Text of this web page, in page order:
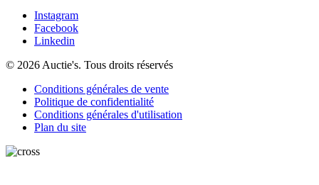
Instagram
Facebook
Linkedin
© 2026 Auctie's. Tous droits réservés
Conditions générales de vente
Politique de confidentialité
Conditions générales d'utilisation
Plan du site